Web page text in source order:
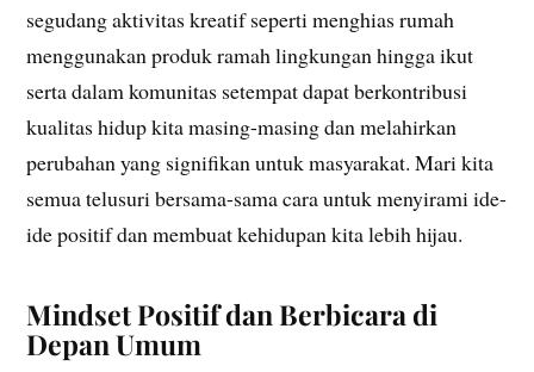
segudang aktivitas kreatif seperti menghias rumah
menggunakan produk ramah lingkungan hingga ikut
serta dalam komunitas setempat dapat berkontribusi
kualitas hidup kita masing-masing dan melahirkan
perubahan yang signifikan untuk masyarakat. Mari kita
semua telusuri bersama-sama cara untuk menyirami ide-
ide positif dan membuat kehidupan kita lebih hijau.
Mindset Positif dan Berbicara di
Depan Umum